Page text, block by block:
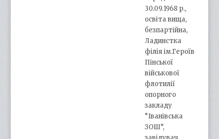
30.09.1968 р.,
освіта вища,
безпартійна,
Ладинстка
філія ім.Героїв
Пінської
військової
флотилії
опорного
закладу
“Іванівська
ЗОШ”,